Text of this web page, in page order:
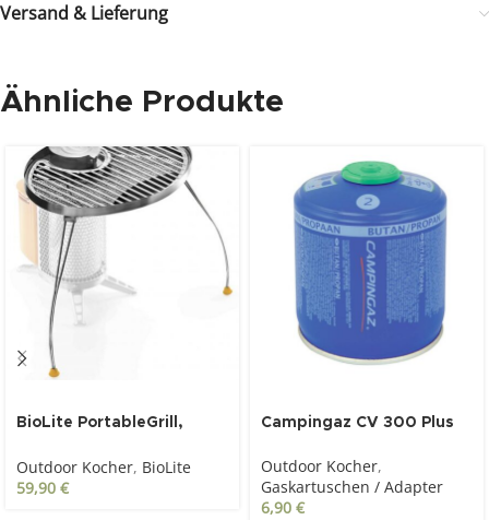
Versand & Lieferung
Ähnliche Produkte
BioLite PortableGrill,
CampStove/CampStove2
Outdoor Kocher, BioLite
59,90 €
Campingaz CV 300 Plus
Outdoor Kocher,
Gaskartuschen / Adapter
6,90 €